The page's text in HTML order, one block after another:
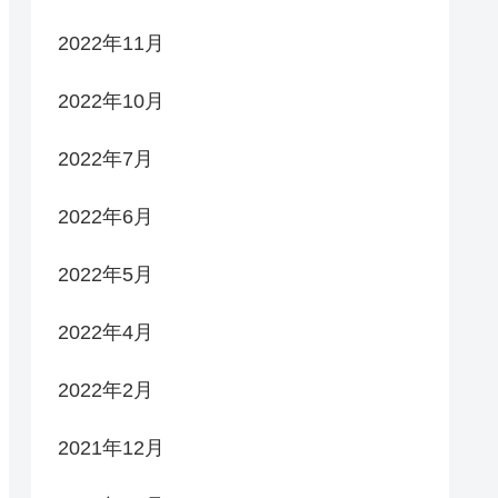
2022年11月
2022年10月
2022年7月
2022年6月
2022年5月
2022年4月
2022年2月
2021年12月